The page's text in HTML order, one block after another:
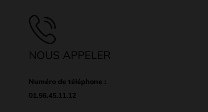
NOUS APPELER
Numéro de téléphone :
01.56.45.11.12